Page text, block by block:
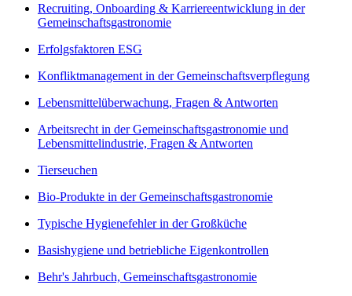
Recruiting, Onboarding & Karriereentwicklung in der
Gemeinschaftsgastronomie
Erfolgsfaktoren ESG
Konfliktmanagement in der Gemeinschaftsverpflegung
Lebensmittelüberwachung, Fragen & Antworten
Arbeitsrecht in der Gemeinschaftsgastronomie und
Lebensmittelindustrie, Fragen & Antworten
Tierseuchen
Bio-Produkte in der Gemeinschaftsgastronomie
Typische Hygienefehler in der Großküche
Basishygiene und betriebliche Eigenkontrollen
Behr's Jahrbuch, Gemeinschaftsgastronomie